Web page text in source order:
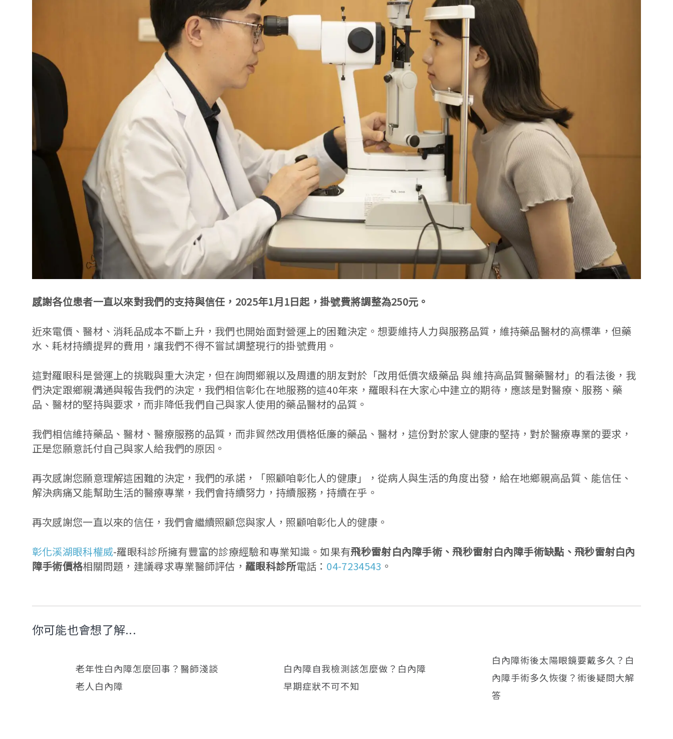
感謝各位患者一直以來對我們的支持與信任，2025年1月1日起，掛號費將調整為250元。
近來電價、醫材、消耗品成本不斷上升，我們也開始面對營運上的困難決定。想要維持人力與服務品質，維持藥品醫材的高標準，但藥
水、耗材持續提昇的費用，讓我們不得不嘗試調整現行的掛號費用。
這對羅眼科是營運上的挑戰與重大決定，但在詢問鄉親以及周遭的朋友對於「改用低價次級藥品 與 維持高品質醫藥醫材」的看法後，我
們決定跟鄉親溝通與報告我們的決定，我們相信彰化在地服務的這40年來，羅眼科在大家心中建立的期待，應該是對醫療、服務、藥
品、醫材的堅持與要求，而非降低我們自己與家人使用的藥品醫材的品質。
我們相信維持藥品、醫材、醫療服務的品質，而非貿然改用價格低廉的藥品、醫材，這份對於家人健康的堅持，對於醫療專業的要求，
正是您願意託付自己與家人給我們的原因。
再次感謝您願意理解這困難的決定，我們的承諾，「照顧咱彰化人的健康」，從病人與生活的角度出發，給在地鄉親高品質、能信任、
解決病痛又能幫助生活的醫療專業，我們會持續努力，持續服務，持續在乎。
再次感謝您一直以來的信任，我們會繼續照顧您與家人，照顧咱彰化人的健康。
彰化溪湖眼科權威-羅眼科診所擁有豐富的診療經驗和專業知識。如果有飛秒雷射白內障手術、飛秒雷射白內障手術缺點、飛秒雷射白內
障手術價格相關問題，建議尋求專業醫師評估，羅眼科診所電話： 04-7234543 。
你可能也會想了解...
老年性白內障怎麼回事？醫師淺談
老人白內障
白內障自我檢測該怎麼做？白內障
早期症狀不可不知
白內障術後太陽眼鏡要戴多久？白
內障手術多久恢復？術後疑問大解
答